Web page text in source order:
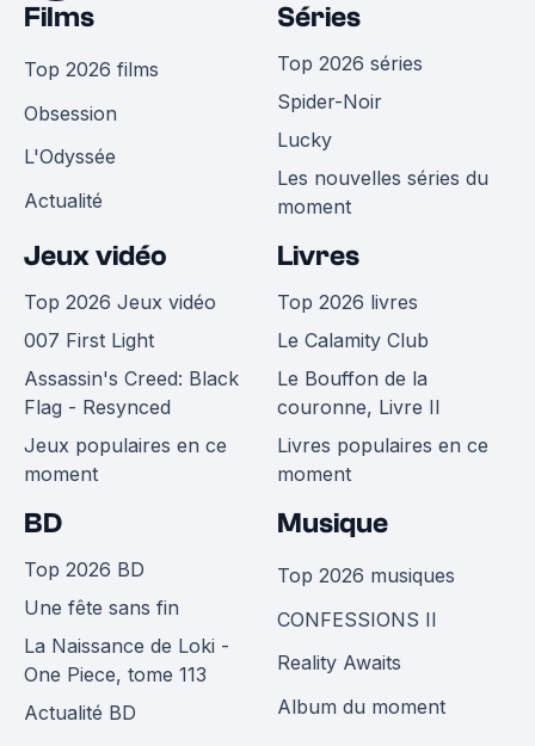
Films
Top 2026 films
Obsession
L'Odyssée
Actualité
Séries
Top 2026 séries
Spider-Noir
Lucky
Les nouvelles séries du
moment
Jeux vidéo
Top 2026 Jeux vidéo
007 First Light
Assassin's Creed: Black
Flag - Resynced
Jeux populaires en ce
moment
Livres
Top 2026 livres
Le Calamity Club
Le Bouffon de la
couronne, Livre II
Livres populaires en ce
moment
BD
Top 2026 BD
Une fête sans fin
La Naissance de Loki -
One Piece, tome 113
Actualité BD
Musique
Top 2026 musiques
CONFESSIONS II
Reality Awaits
Album du moment